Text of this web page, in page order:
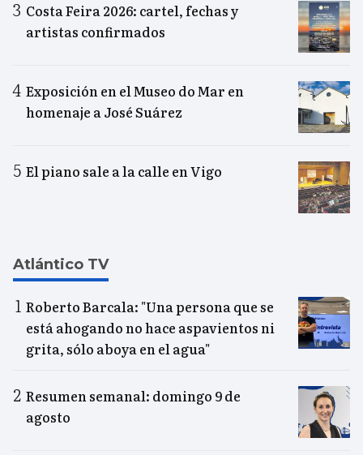
Costa Feira 2026: cartel, fechas y
artistas confirmados
Exposición en el Museo do Mar en
homenaje a José Suárez
El piano sale a la calle en Vigo
Atlántico TV
Roberto Barcala: "Una persona que se
está ahogando no hace aspavientos ni
grita, sólo aboya en el agua"
Resumen semanal: domingo 9 de
agosto